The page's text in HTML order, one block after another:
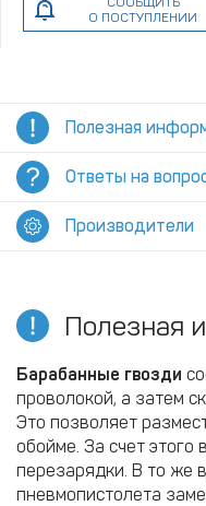
О ПОСТУПЛЕНИИ
Полезная
Ответы на
Производители
Полезная
Барабанные гвозди
проволокой, а затем
Это позволяет
обойме. За счет этого
перезарядки. В то же
пневмопистолета